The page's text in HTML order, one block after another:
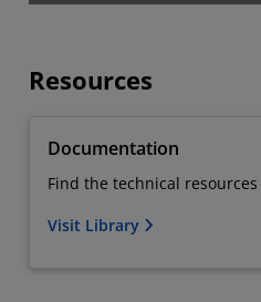
Resources
Documentation
Find the technical
Visit Library